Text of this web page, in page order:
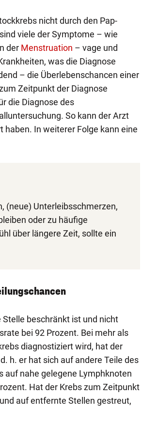
nicht durch den Pap-
viele der Symptome – wie
der Menstruation – vage und
was die Diagnose
– die Überlebenschancen einer
Zeitpunkt der Diagnose
die Diagnose des
So kann der Arzt
In weiterer Folge kann eine
(neue) Unterleibsschmerzen,
oder zu häufige
über längere Zeit, sollte ein
beschränkt ist und nicht
bei 92 Prozent. Bei mehr als
diagnostiziert wird, hat der
h. er hat sich auf andere Teile des
auf nahe gelegene Lymphknoten
Hat der Krebs zum Zeitpunkt
auf entfernte Stellen gestreut,